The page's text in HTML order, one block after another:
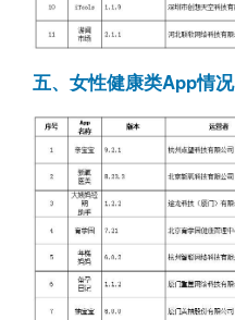
五、女性健康类App情况